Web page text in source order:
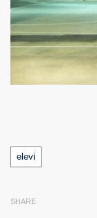
Tags
elevi
SHARE